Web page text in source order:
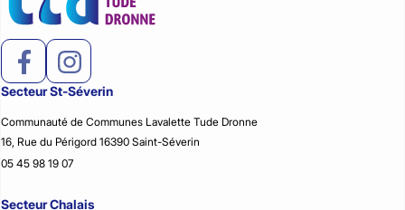
Secteur St-Séverin
Communauté de Communes Lavalette Tude Dronne
16, Rue du Périgord 16390 Saint-Séverin
05 45 98 19 07
Secteur Chalais